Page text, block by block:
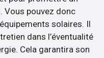
Vous pouvez donc
solaires. Il
dans l’éventualité
Cela garantira son